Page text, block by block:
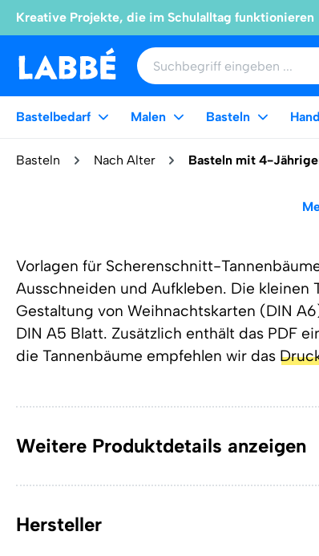
Kreative Projekte, die im Schulalltag funktionieren
Bastelbedarf Malen Basteln
Basteln Nach Alter Basteln mit 4-
Vorlagen für Scherenschnitt-
Ausschneiden und Aufkleben. Die
Gestaltung von Weihnachtskarten (DIN
DIN A5 Blatt. Zusätzlich enthält das PDF
die Tannenbäume empfehlen wir das
Weitere Produktdetails anzeigen
Hersteller